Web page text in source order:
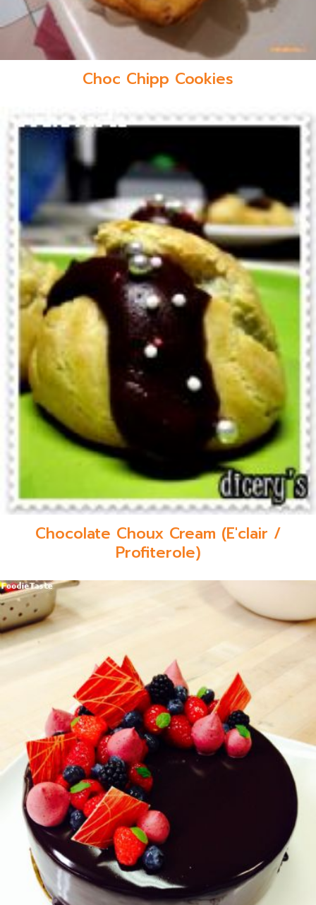
Choc Chipp Cookies
Chocolate Choux Cream (E'clair /
Profiterole)